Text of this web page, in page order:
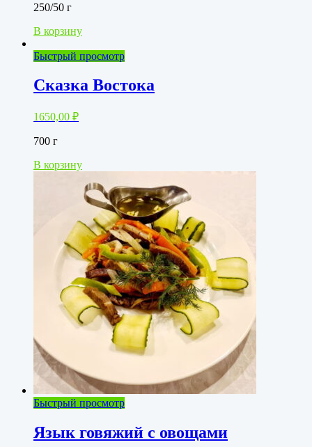
250/50 г
В корзину
Быстрый просмотр
Сказка Востока
1650,00 ₽
700 г
В корзину
Быстрый просмотр
Язык говяжий с овощами